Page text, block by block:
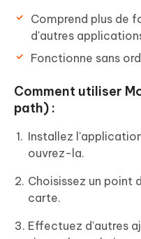
Comprend plus de
d'autres
Fonctionne sans
Comment utiliser
path) :
Installez
ouvrez-la.
Choisissez un point
carte.
Effectuez d'autres